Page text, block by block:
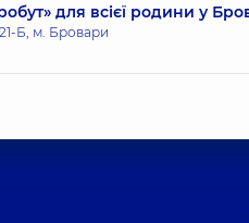
для всієї родини у
Б, м. Бровари